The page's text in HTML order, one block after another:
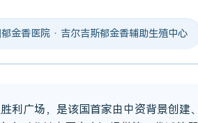
金香医院 · 吉尔吉斯郁金香辅助生殖中心
利广场，是该国首家由中资背景创建